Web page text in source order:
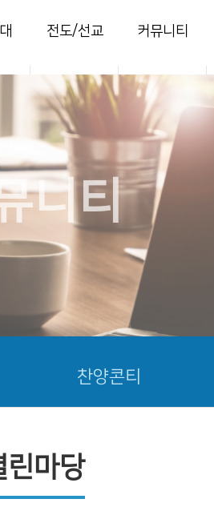
전도/선교
지역전도
국내선교
해외선교
커뮤니티
열린마당
사진 갤러리
주보
찬양콘티
세미나
세이레특별새벽
부흥회
니티
찬양콘티
린마당